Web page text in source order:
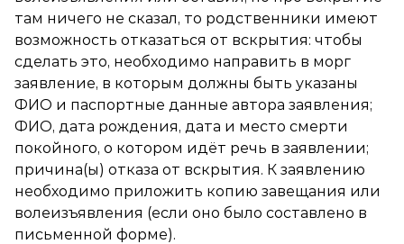
там ничего не сказал, то родственники имеют
возможность отказаться от вскрытия: чтобы
сделать это, необходимо направить в морг
заявление, в которым должны быть указаны
ФИО и паспортные данные автора заявления;
ФИО, дата рождения, дата и место смерти
покойного, о котором идёт речь в заявлении;
причина(ы) отказа от вскрытия. К заявлению
необходимо приложить копию завещания или
волеизъявления (если оно было составлено в
письменной форме).